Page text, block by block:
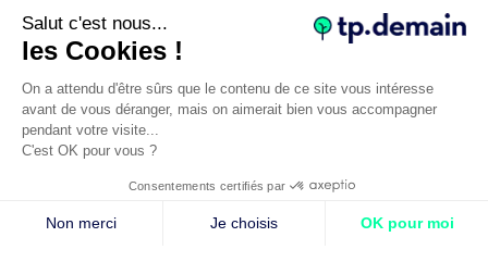
Section
J'accepte que tp.demain utilise mes informations
Tous droits réservés © tp.demain 2026Mentions légales
Salut c'est nous...
les Cookies !
On a attendu d'être sûrs que le contenu de ce site vous intéresse
avant de vous déranger, mais on aimerait bien vous accompagner
pendant votre visite...
C'est OK pour vous ?
Consentements certifiés par
Non merci Je choisis OK pour moi